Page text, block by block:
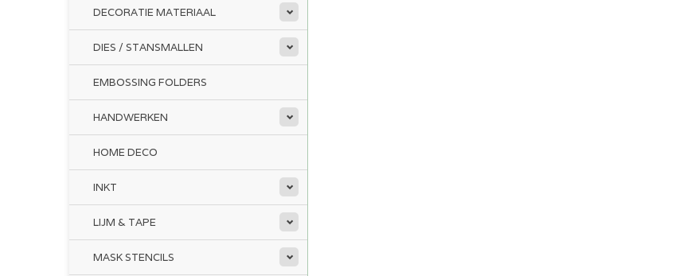
DECORATIE MATERIAAL
DIES / STANSMALLEN
EMBOSSING FOLDERS
HANDWERKEN
HOME DECO
INKT
LIJM & TAPE
MASK STENCILS